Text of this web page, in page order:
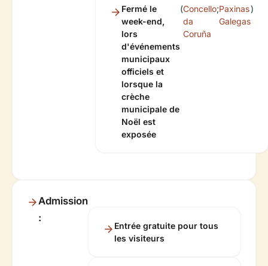
Fermé le
week-end,
lors
d'événements
municipaux
officiels et
lorsque la
crèche
municipale de
Noël est
exposée
(Concello
da
Coruña
;Paxinas
Galegas
)
Admission
:
Entrée gratuite pour tous
les visiteurs